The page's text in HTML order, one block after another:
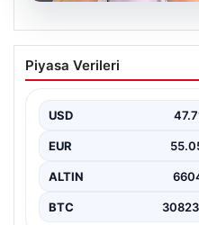
Transfer krizi
Burhan Can Terzi
Can Terzi İçin Resmi
Piyasa Verileri
USD
EUR
ALTIN
BTC